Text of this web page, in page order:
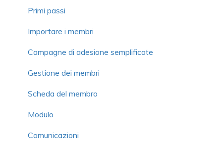
Licenze e utenti
Domande frequenti
Immagini e media
Domande frequenti
Pagamento
Contributo volontario e commissione
Domande frequenti
Primi passi
Importare i membri
Campagne di adesione semplificate
Gestione dei membri
Scheda del membro
Modulo
Comunicazioni